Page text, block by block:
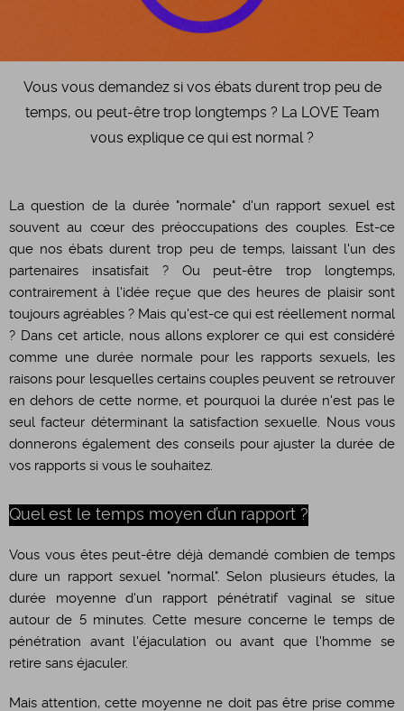
​Vous vous demandez si vos ébats durent trop peu de
temps, ou peut-être trop longtemps ? La LOVE Team
vous explique ce qui est normal ?
​La question de la durée "normale" d'un rapport sexuel est
souvent au cœur des préoccupations des couples. Est-ce
que nos ébats durent trop peu de temps, laissant l'un des
partenaires insatisfait ? Ou peut-être trop longtemps,
contrairement à l'idée reçue que des heures de plaisir sont
toujours agréables ? Mais qu'est-ce qui est réellement normal
? Dans cet article, nous allons explorer ce qui est considéré
comme une durée normale pour les rapports sexuels, les
raisons pour lesquelles certains couples peuvent se retrouver
en dehors de cette norme, et pourquoi la durée n'est pas le
seul facteur déterminant la satisfaction sexuelle. Nous vous
donnerons également des conseils pour ajuster la durée de
vos rapports si vous le souhaitez.
Quel est le temps moyen d’un rapport ?
​Vous vous êtes peut-être déjà demandé combien de temps
dure un rapport sexuel "normal". Selon plusieurs études, la
durée moyenne d'un rapport pénétratif vaginal se situe
autour de 5 minutes. Cette mesure concerne le temps de
pénétration avant l'éjaculation ou avant que l'homme se
retire sans éjaculer.
​Mais attention, cette moyenne ne doit pas être prise comme